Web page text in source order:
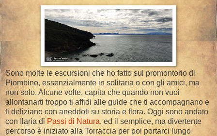
Sono molte le escursioni che ho fatto sul promontorio di
Piombino, essenzialmente in solitaria o con gli amici, ma
non solo. Alcune volte, capita che quando non vuoi
allontanarti troppo ti affidi alle guide che ti accompagnano e
ti deliziano con aneddoti su storia e flora. Oggi sono andato
con Ilaria di Passi di Natura, ed il semplice, ma divertente
percorso è iniziato alla Torraccia per poi portarci lungo